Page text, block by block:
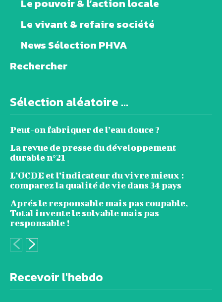
Le pouvoir & l’action locale
Le vivant & refaire société
News Sélection PHVA
Rechercher
Sélection aléatoire ...
Peut-on fabriquer de l’eau douce ?
La revue de presse du développement
durable n°21
L’OCDE et l’indicateur du vivre mieux :
comparez la qualité de vie dans 34 pays
Aprés le responsable mais pas coupable,
Total invente le solvable mais pas
responsable !
Recevoir l'hebdo